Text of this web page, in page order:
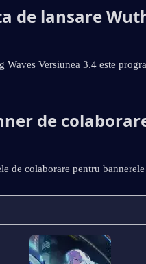
de lansare
Waves Versiunea 3.4 este
de
de colaborare pentru